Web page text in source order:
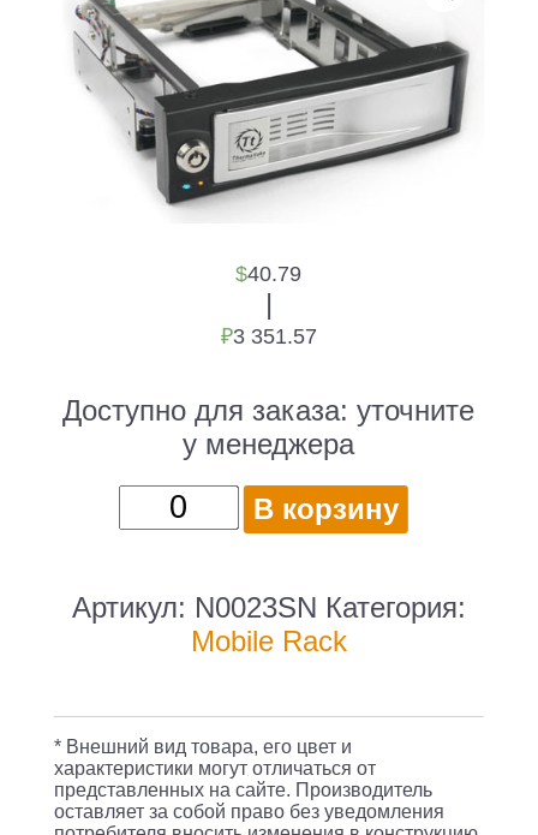
$40.79
|
₽3 351.57
Доступно для заказа:уточните
у менеджера
Количество
товара
бокс
Max4
N0023SN
SATA
В корзину
Артикул: N0023SN Категория:
Mobile Rack
* Внешний вид товара, его цвет и
характеристики могут отличаться от
представленных на сайте. Производитель
оставляет за собой право без уведомления